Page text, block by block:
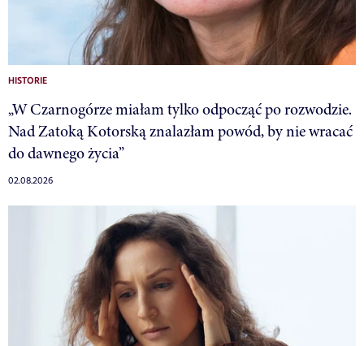
HISTORIE
„W Czarnogórze miałam tylko odpocząć po rozwodzie.
Nad Zatoką Kotorską znalazłam powód, by nie wracać
do dawnego życia”
02.08.2026